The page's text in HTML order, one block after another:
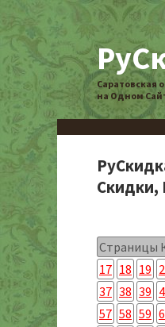
Саратовская
на Одном
Скидки,
Страницы
17 18 19
37 38 39
57 58 59